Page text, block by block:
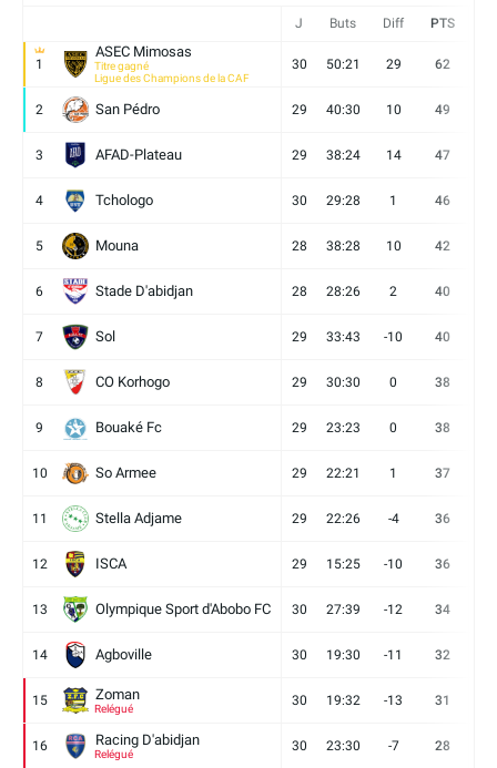
J Buts Diff PTS
1
ASEC Mimosas
Titre gagné
Ligue des Champions de la CAF
30 50:21 29 62
2 San Pédro 29 40:30 10 49
3 AFAD-Plateau 29 38:24 14 47
4 Tchologo 30 29:28 1 46
5 Mouna 28 38:28 10 42
6 Stade D'abidjan 28 28:26 2 40
7 Sol 29 33:43 -10 40
8 CO Korhogo 29 30:30 0 38
9 Bouaké Fc 29 23:23 0 38
10 So Armee 29 22:21 1 37
11 Stella Adjame 29 22:26 -4 36
12 ISCA 29 15:25 -10 36
13 Olympique Sport d'Abobo FC 30 27:39 -12 34
14 Agboville 30 19:30 -11 32
15 Zoman
Relégué
30 19:32 -13 31
16 Racing D'abidjan
Relégué
30 23:30 -7 28